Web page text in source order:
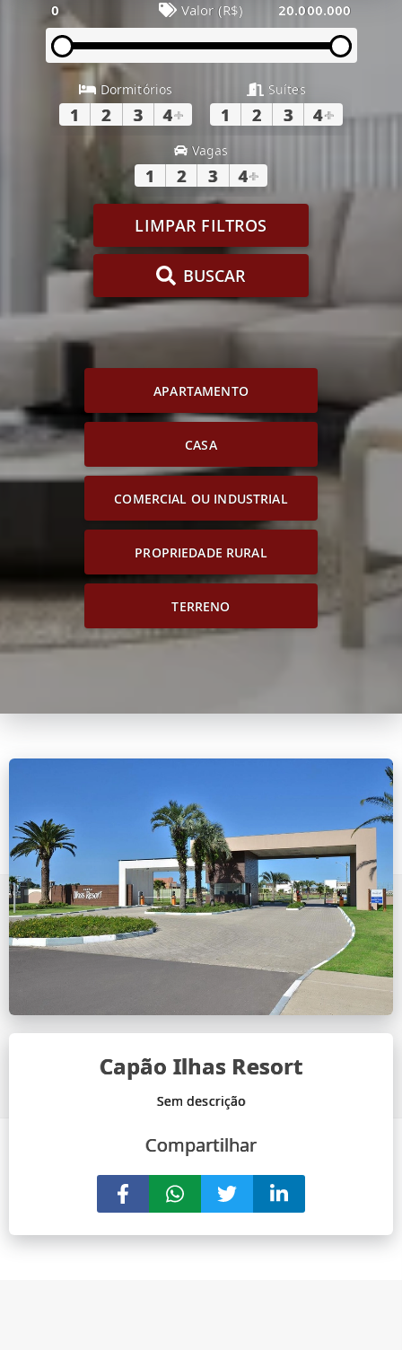
0 Valor (R$) 20.000.000
Dormitórios
1 2 3 4+
Suítes
1 2 3 4+
Vagas
1 2 3 4+
LIMPAR FILTROS
BUSCAR
APARTAMENTO
CASA
COMERCIAL OU INDUSTRIAL
PROPRIEDADE RURAL
TERRENO
Capão Ilhas Resort
Sem descrição
Compartilhar